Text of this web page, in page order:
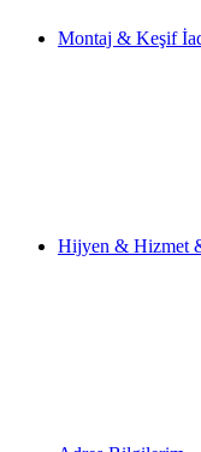
Montaj & Keşif
Hijyen & Hizmet